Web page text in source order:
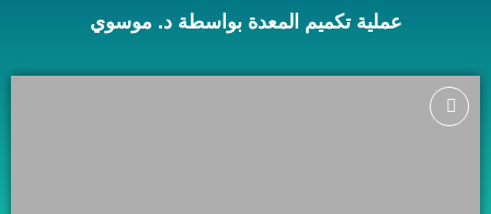
عملية تكميم المعدة بواسطة د. موسوي